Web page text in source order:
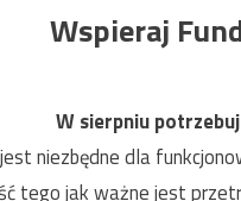
Wspieraj
W sierpniu
niezbędne dla
tego jak ważne jest